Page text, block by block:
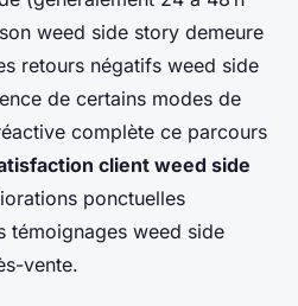
weed side story demeure
retours négatifs weed side
de certains modes de
complète ce parcours
client weed side
ponctuelles
témoignages weed side
vente.